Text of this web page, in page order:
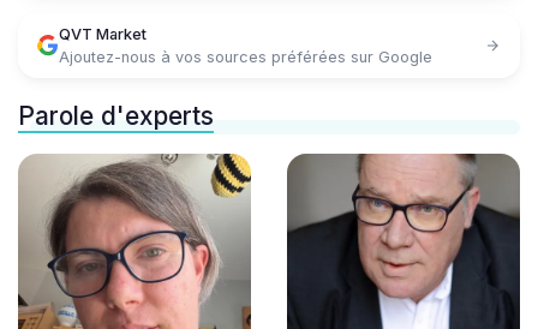
QVT Market
Ajoutez-nous à vos sources préférées sur Google
Parole d'experts